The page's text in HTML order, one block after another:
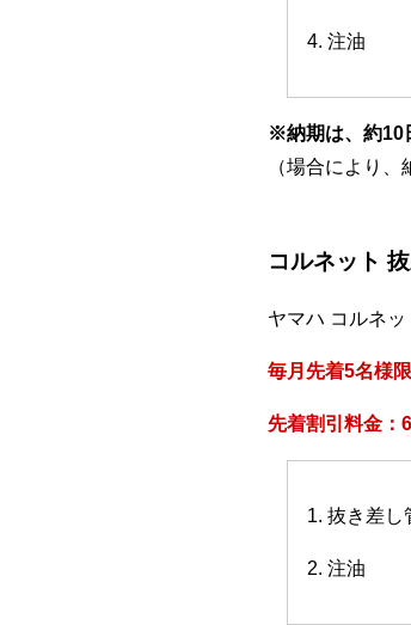
4. 注油
※納期は、約10
（場合により
コルネット
ヤマハ コルネ
毎月先着5名様
先着割引料金：
1. 抜き差し
2. 注油